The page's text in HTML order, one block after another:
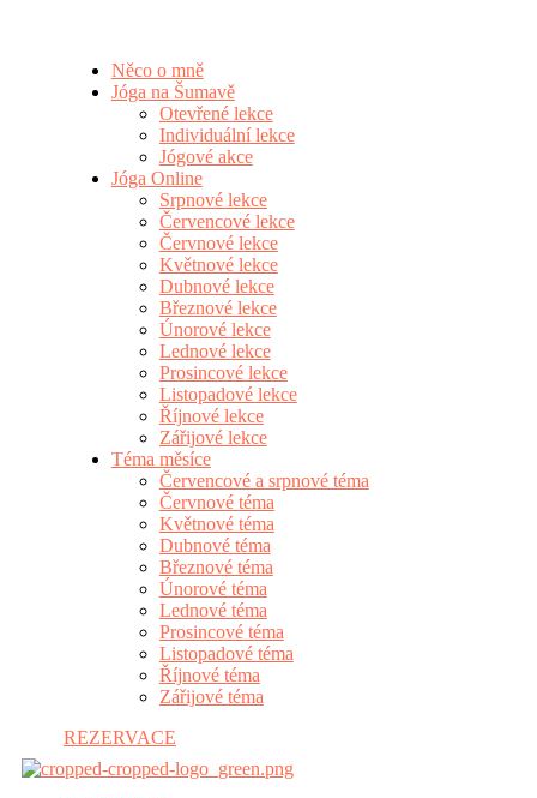
Něco o mně
Jóga na Šumavě
Otevřené lekce
Individuální lekce
Jógové akce
Jóga Online
Srpnové lekce
Červencové lekce
Červnové lekce
Květnové lekce
Dubnové lekce
Březnové lekce
Únorové lekce
Lednové lekce
Prosincové lekce
Listopadové lekce
Říjnové lekce
Zářijové lekce
Téma měsíce
Červencové a srpnové téma
Červnové téma
Květnové téma
Dubnové téma
Březnové téma
Únorové téma
Lednové téma
Prosincové téma
Listopadové téma
Říjnové téma
Zářijové téma
REZERVACE